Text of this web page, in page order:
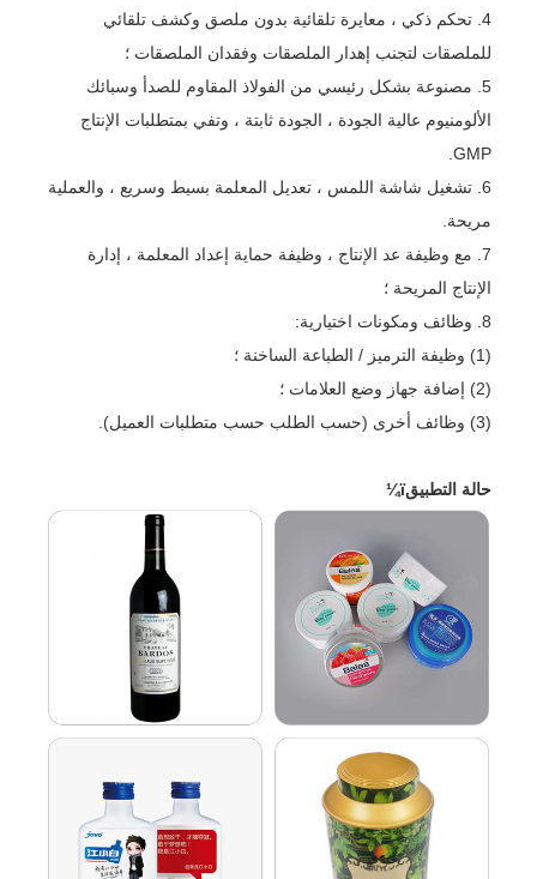
4. تحكم ذكي ، معايرة تلقائية بدون ملصق وكشف تلقائي
للملصقات لتجنب إهدار الملصقات وفقدان الملصقات ؛
5. مصنوعة بشكل رئيسي من الفولاذ المقاوم للصدأ وسبائك
الألومنيوم عالية الجودة ، الجودة ثابتة ، وتفي بمتطلبات الإنتاج
GMP.
6. تشغيل شاشة اللمس ، تعديل المعلمة بسيط وسريع ، والعملية
مريحة.
7. مع وظيفة عد الإنتاج ، وظيفة حماية إعداد المعلمة ، إدارة
الإنتاج المريحة ؛
8. وظائف ومكونات اختيارية:
(1) وظيفة الترميز / الطباعة الساخنة ؛
(2) إضافة جهاز وضع العلامات ؛
(3) وظائف أخرى (حسب الطلب حسب متطلبات العميل).
حالة التطبيقï¼